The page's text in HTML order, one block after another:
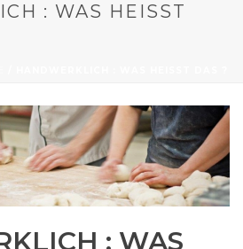
: WAS HEISST
: WAS